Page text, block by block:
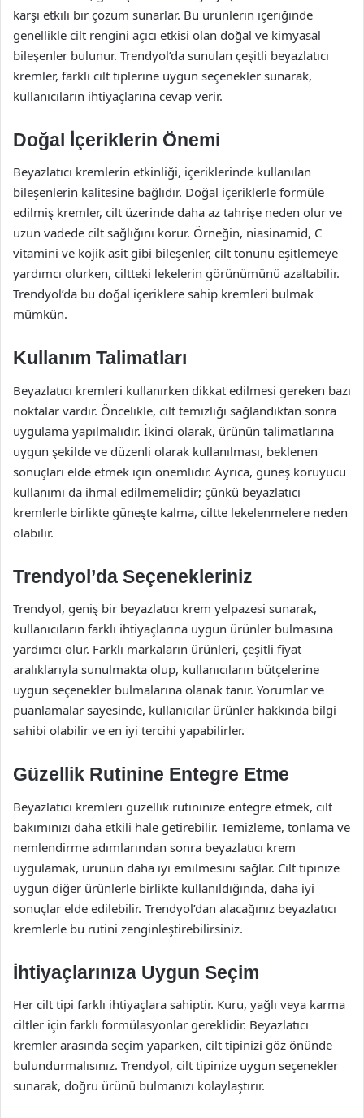
karşı etkili bir çözüm sunarlar. Bu ürünlerin içeriğinde
genellikle cilt rengini açıcı etkisi olan doğal ve kimyasal
bileşenler bulunur. Trendyol’da sunulan çeşitli beyazlatıcı
kremler, farklı cilt tiplerine uygun seçenekler sunarak,
kullanıcıların ihtiyaçlarına cevap verir.
Doğal İçeriklerin Önemi
Beyazlatıcı kremlerin etkinliği, içeriklerinde kullanılan
bileşenlerin kalitesine bağlıdır. Doğal içeriklerle formüle
edilmiş kremler, cilt üzerinde daha az tahrişe neden olur ve
uzun vadede cilt sağlığını korur. Örneğin, niasinamid, C
vitamini ve kojik asit gibi bileşenler, cilt tonunu eşitlemeye
yardımcı olurken, ciltteki lekelerin görünümünü azaltabilir.
Trendyol’da bu doğal içeriklere sahip kremleri bulmak
mümkün.
Kullanım Talimatları
Beyazlatıcı kremleri kullanırken dikkat edilmesi gereken bazı
noktalar vardır. Öncelikle, cilt temizliği sağlandıktan sonra
uygulama yapılmalıdır. İkinci olarak, ürünün talimatlarına
uygun şekilde ve düzenli olarak kullanılması, beklenen
sonuçları elde etmek için önemlidir. Ayrıca, güneş koruyucu
kullanımı da ihmal edilmemelidir; çünkü beyazlatıcı
kremlerle birlikte güneşte kalma, ciltte lekelenmelere neden
olabilir.
Trendyol’da Seçenekleriniz
Trendyol, geniş bir beyazlatıcı krem yelpazesi sunarak,
kullanıcıların farklı ihtiyaçlarına uygun ürünler bulmasına
yardımcı olur. Farklı markaların ürünleri, çeşitli fiyat
aralıklarıyla sunulmakta olup, kullanıcıların bütçelerine
uygun seçenekler bulmalarına olanak tanır. Yorumlar ve
puanlamalar sayesinde, kullanıcılar ürünler hakkında bilgi
sahibi olabilir ve en iyi tercihi yapabilirler.
Güzellik Rutinine Entegre Etme
Beyazlatıcı kremleri güzellik rutininize entegre etmek, cilt
bakımınızı daha etkili hale getirebilir. Temizleme, tonlama ve
nemlendirme adımlarından sonra beyazlatıcı krem
uygulamak, ürünün daha iyi emilmesini sağlar. Cilt tipinize
uygun diğer ürünlerle birlikte kullanıldığında, daha iyi
sonuçlar elde edilebilir. Trendyol’dan alacağınız beyazlatıcı
kremlerle bu rutini zenginleştirebilirsiniz.
İhtiyaçlarınıza Uygun Seçim
Her cilt tipi farklı ihtiyaçlara sahiptir. Kuru, yağlı veya karma
ciltler için farklı formülasyonlar gereklidir. Beyazlatıcı
kremler arasında seçim yaparken, cilt tipinizi göz önünde
bulundurmalısınız. Trendyol, cilt tipinize uygun seçenekler
sunarak, doğru ürünü bulmanızı kolaylaştırır.